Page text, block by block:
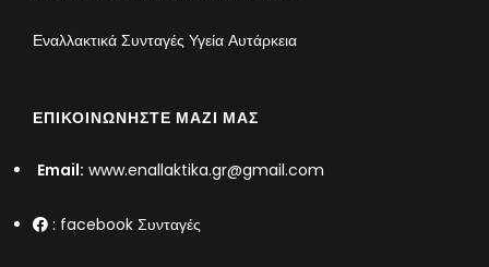
Εναλλακτικά Συνταγές Υγεία Αυτάρκεια
ΕΠΙΚΟΙΝΩΝΉΣΤΕ ΜΑΖΊ ΜΑΣ
Email: www.enallaktika.gr@gmail.com
: facebook Συνταγές